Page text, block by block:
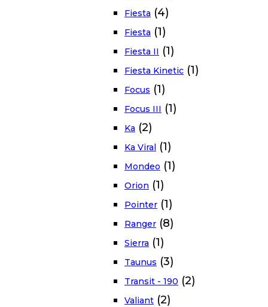
Fiesta (4)
Fiesta (1)
Fiesta II (1)
Fiesta Kinetic (1)
Focus (1)
Focus III (1)
Ka (2)
Ka Viral (1)
Mondeo (1)
Orion (1)
Pointer (1)
Ranger (8)
Sierra (1)
Taunus (3)
Transit - 190 (2)
Valiant (2)